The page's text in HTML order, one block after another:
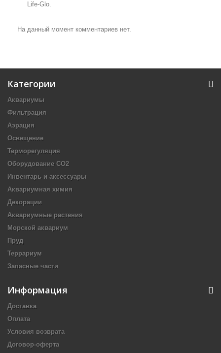
Life-Glo.
На данный момент комментариев нет.
Категории
Аквариумы
Фильтрация
Аэрация
Освещение
Терморегуляция
Оборудование CO2
Инвентарь и аксессуары
Аквариумная химия
Декорации
Аквариумные растения
Морской аквариум
Пруд
Террариум
Запасные части
Информация
Доставка
Оплата
Условия возврата
Договор-оферта